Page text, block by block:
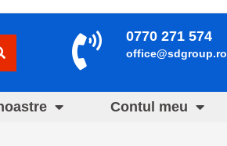
0770 271 574
office@sdgroup.ro
Contul meu